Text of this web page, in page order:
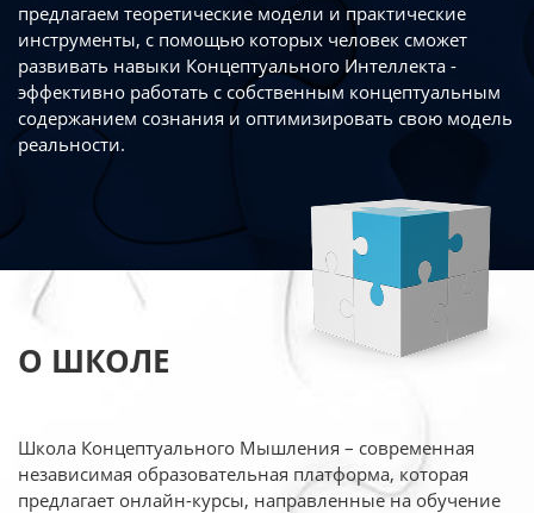
предлагаем теоретические модели и практические
инструменты, с помощью которых человек сможет
развивать навыки Концептуального Интеллекта -
эффективно работать с собственным концептуальным
содержанием сознания и оптимизировать свою модель
реальности.
О ШКОЛЕ
Школа Концептуального Мышления – современная
независимая образовательная платформа, которая
предлагает онлайн-курсы, направленные на обучение